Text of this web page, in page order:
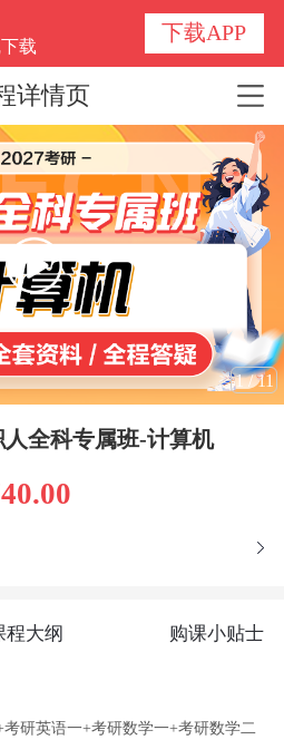
载
下载APP
详情页
1/11
全科专属班-计算机
程大纲 购课小贴士
研英语一+考研数学一+考研数学二